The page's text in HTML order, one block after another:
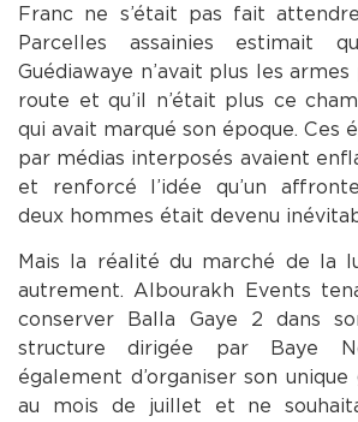
Franc ne s’était pas fait
Parcelles assainies estimait
Guédiawaye n’avait plus les
route et qu’il n’était plus ce
qui avait marqué son époque. Ces
par médias interposés avaient
et renforcé l’idée qu’un
deux hommes était devenu
Mais la réalité du marché de la
autrement. Albourakh Events
conserver Balla Gaye 2 dans
structure dirigée par Baye
également d’organiser son
au mois de juillet et ne